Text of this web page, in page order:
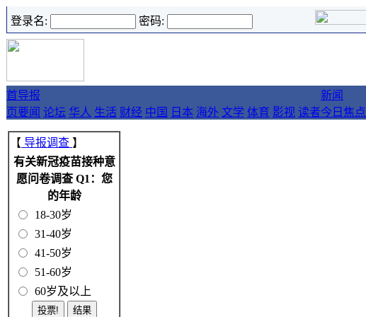
登录名: 密码:
首
页
导报
要闻 论坛 华人 生活 财经 中国 日本 海外 文学 体育 影视 读者
新闻
今日焦点
【 导报调查 】
有关新冠疫苗接种意
愿问卷调查 Q1：您
的年龄
18-30岁
31-40岁
41-50岁
51-60岁
60岁及以上